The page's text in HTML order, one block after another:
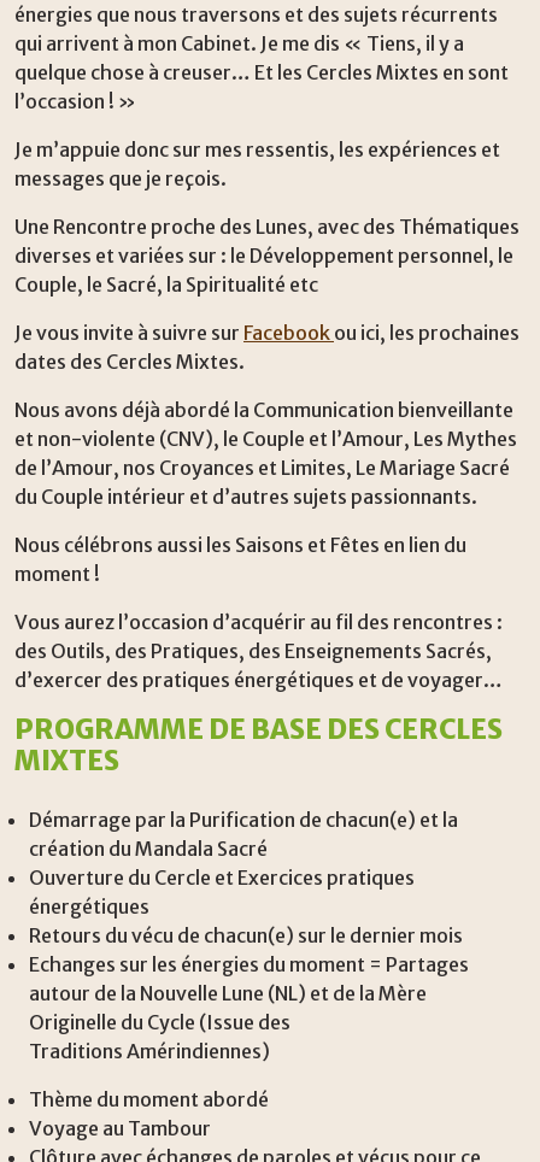
énergies que nous traversons et des sujets récurrents
qui arrivent à mon Cabinet. Je me dis « Tiens, il y a
quelque chose à creuser… Et les Cercles Mixtes en sont
l’occasion ! »
Je m’appuie donc sur mes ressentis, les expériences et
messages que je reçois.
Une Rencontre proche des Lunes, avec des Thématiques
diverses et variées sur : le Développement personnel, le
Couple, le Sacré, la Spiritualité etc
Je vous invite à suivre sur Facebook ou ici, les prochaines
dates des Cercles Mixtes.
Nous avons déjà abordé la Communication bienveillante
et non-violente (CNV), le Couple et l’Amour, Les Mythes
de l’Amour, nos Croyances et Limites, Le Mariage Sacré
du Couple intérieur et d’autres sujets passionnants.
Nous célébrons aussi les Saisons et Fêtes en lien du
moment !
Vous aurez l’occasion d’acquérir au fil des rencontres :
des Outils, des Pratiques, des Enseignements Sacrés,
d’exercer des pratiques énergétiques et de voyager…
PROGRAMME DE BASE DES CERCLES
MIXTES
Démarrage par la Purification de chacun(e) et la
création du Mandala Sacré
Ouverture du Cercle et Exercices pratiques
énergétiques
Retours du vécu de chacun(e) sur le dernier mois
Echanges sur les énergies du moment = Partages
autour de la Nouvelle Lune (NL) et de la Mère
Originelle du Cycle (Issue des
Traditions Amérindiennes)
Thème du moment abordé
Voyage au Tambour